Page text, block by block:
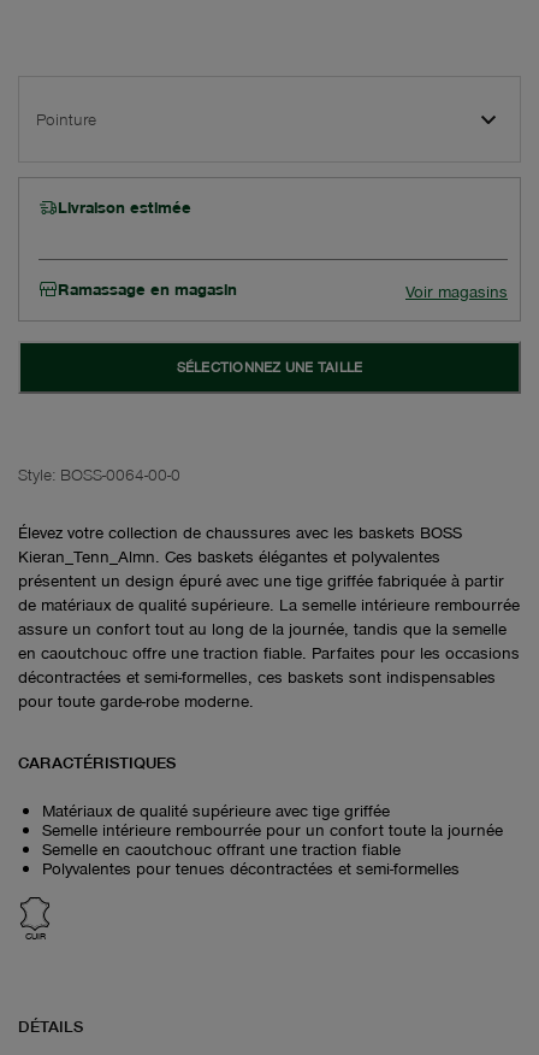
Pointure
Livraison estimée
Ramassage en magasin Voir magasins
SÉLECTIONNEZ UNE TAILLE
Style: BOSS-0064-00-0
Élevez votre collection de chaussures avec les baskets BOSS
Kieran_Tenn_Almn. Ces baskets élégantes et polyvalentes
présentent un design épuré avec une tige griffée fabriquée à partir
de matériaux de qualité supérieure. La semelle intérieure rembourrée
assure un confort tout au long de la journée, tandis que la semelle
en caoutchouc offre une traction fiable. Parfaites pour les occasions
décontractées et semi-formelles, ces baskets sont indispensables
pour toute garde-robe moderne.
CARACTÉRISTIQUES
Matériaux de qualité supérieure avec tige griffée
Semelle intérieure rembourrée pour un confort toute la journée
Semelle en caoutchouc offrant une traction fiable
Polyvalentes pour tenues décontractées et semi-formelles
CUIR
DÉTAILS